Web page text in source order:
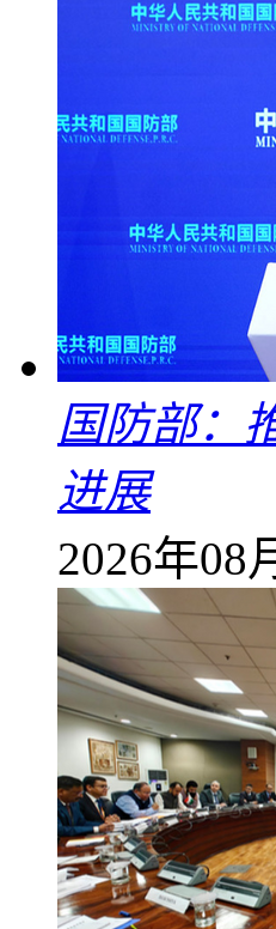
国防部：
进展
2026年08